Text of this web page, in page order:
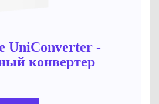
UniConverter -
конвертер